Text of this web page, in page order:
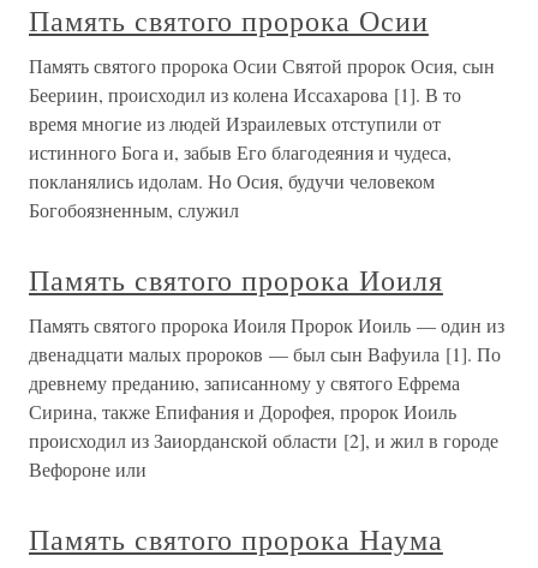
Память святого пророка Осии
Память святого пророка Осии Святой пророк Осия, сын
Беериин, происходил из колена Иссахарова [1]. В то
время многие из людей Израилевых отступили от
истинного Бога и, забыв Его благодеяния и чудеса,
покланялись идолам. Но Осия, будучи человеком
Богобоязненным, служил
Память святого пророка Иоиля
Память святого пророка Иоиля Пророк Иоиль — один из
двенадцати малых пророков — был сын Вафуила [1]. По
древнему преданию, записанному у святого Ефрема
Сирина, также Епифания и Дорофея, пророк Иоиль
происходил из Заиорданской области [2], и жил в городе
Вефороне или
Память святого пророка Наума